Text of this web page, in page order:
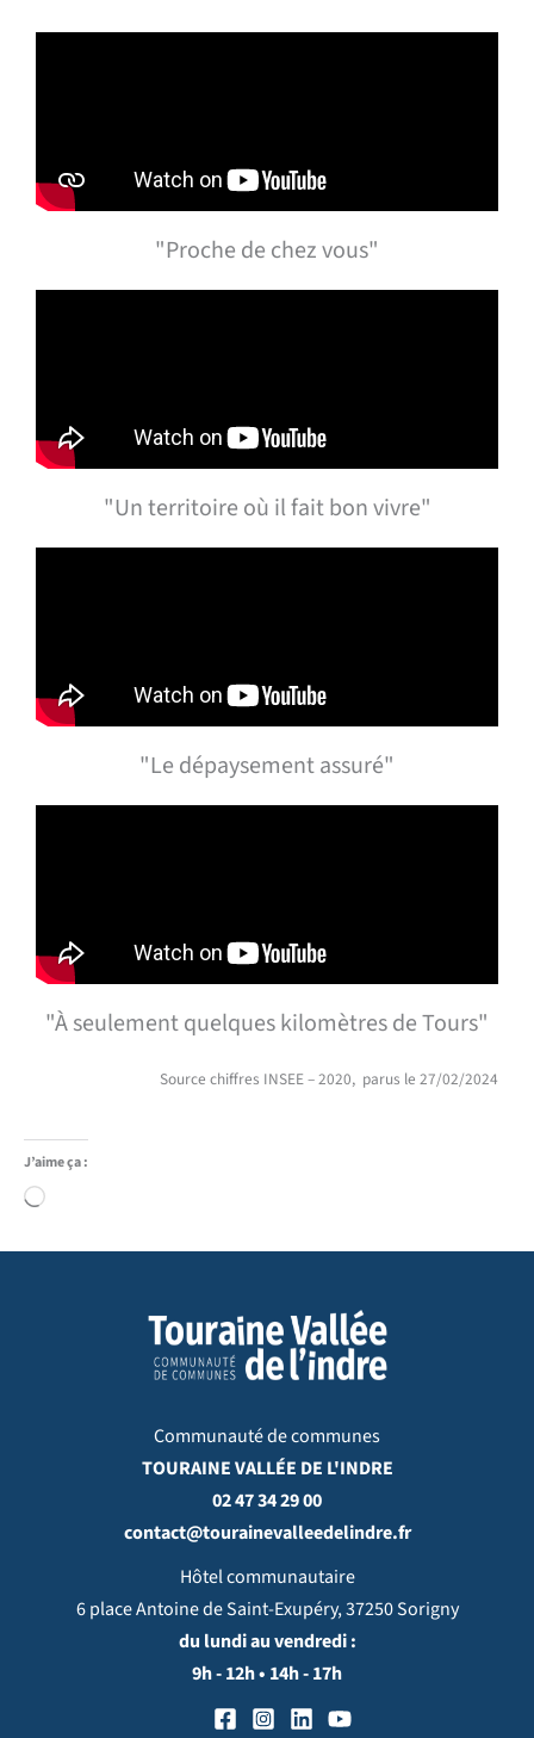
"Proche de chez vous"
"Un territoire où il fait bon vivre"
"Le dépaysement assuré"
"À seulement quelques kilomètres de Tours"
Source chiffres INSEE – 2020, parus le 27/02/2024
J’aime ça :
Chargement…
Communauté de communes
TOURAINE VALLÉE DE L'INDRE
02 47 34 29 00
contact@tourainevalleedelindre.fr
Hôtel communautaire
6 place Antoine de Saint-Exupéry, 37250 Sorigny
du lundi au vendredi :
9h - 12h • 14h - 17h